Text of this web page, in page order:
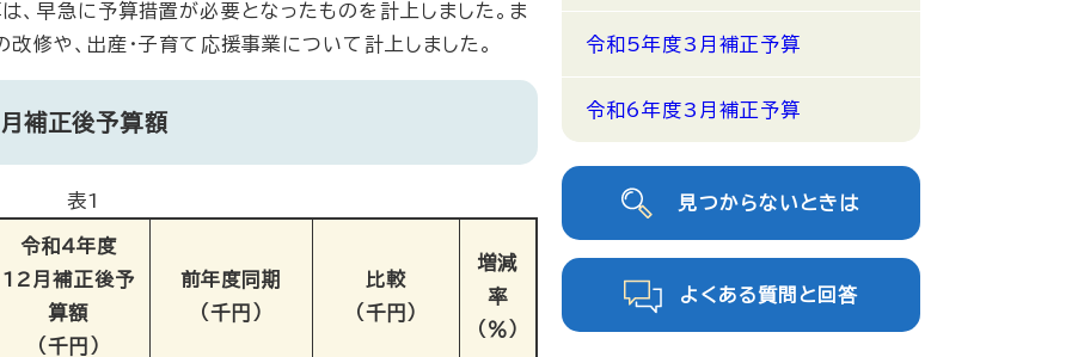
早急に予算措置が必要となったものを計上しました。ま
修や、出産・子育て応援事業について計上しました。
補正後予算額
表1
令和4年度
12月補正後予
算額
（千円）
前年度同期
（千円）
比較
（千円）
増減
率
（％）
令和5年度3月補正予算
令和6年度3月補正予算
見つからないときは
よくある質問と回答